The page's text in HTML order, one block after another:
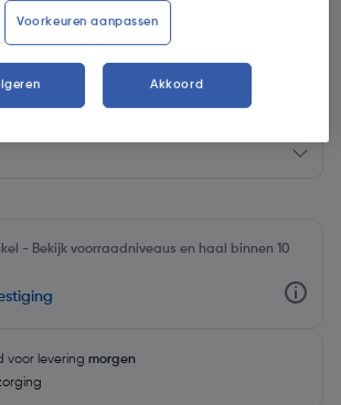
btw € 1,88
- Bekijk voorraadniveaus en haal binnen 10
voor levering morgen
Voorkeuren aanpassen
Akkoord